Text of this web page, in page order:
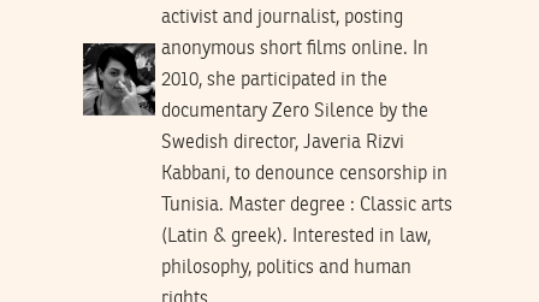
activist and journalist, posting
anonymous short films online. In
2010, she participated in the
documentary Zero Silence by the
Swedish director, Javeria Rizvi
Kabbani, to denounce censorship in
Tunisia. Master degree : Classic arts
(Latin & greek). Interested in law,
philosophy, politics and human